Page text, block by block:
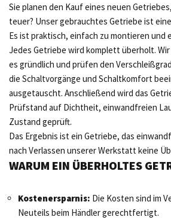
Sie planen den Kauf eines neuen
teuer? Unser gebrauchtes Getriebe ist
Es ist praktisch, einfach zu montieren und
Jedes Getriebe wird komplett überholt.
es gründlich und prüfen den
die Schaltvorgänge und Schaltkomfort
ausgetauscht. Anschließend wird das
Prüfstand auf Dichtheit, einwandfreien
Zustand geprüft.
Das Ergebnis ist ein Getriebe, das
nach Verlassen unserer Werkstatt keine
WARUM EIN ÜBERHOLTES
Kostenersparnis: Die Kosten sind im
Neuteils beim Händler gerechtfertigt.